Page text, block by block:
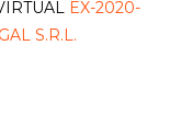
EX-2020-
S.R.L.